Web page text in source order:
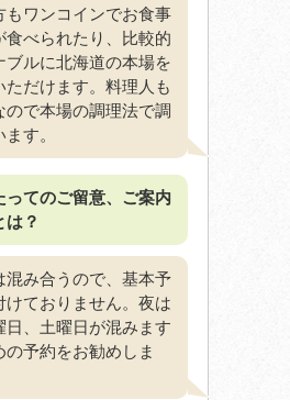
ワンコインでお食事
食べられたり、比較的
ブルに北海道の本場を
ただけます。料理人も
ので本場の調理法で調
す。
ってのご留意、ご案内
は？
み合うので、基本予
けておりません。夜は
日、土曜日が混みます
の予約をお勧めしま